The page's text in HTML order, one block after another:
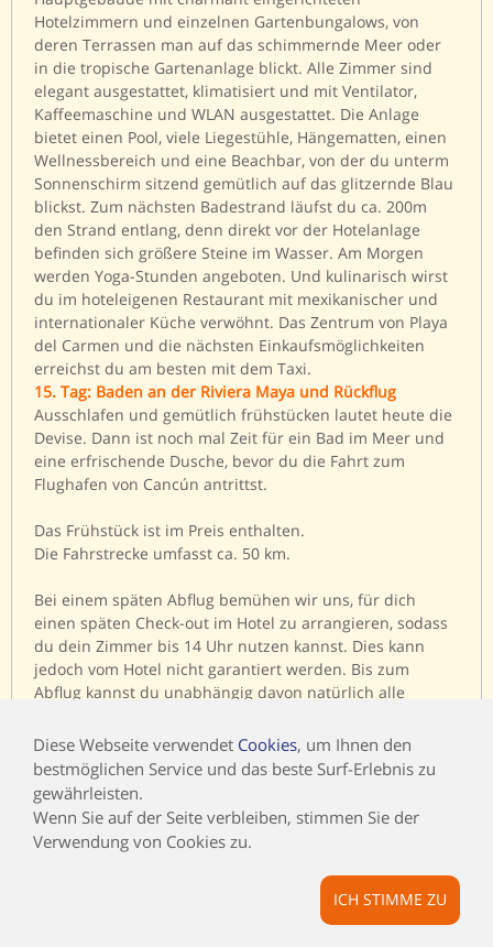
Diese Webseite verwendet Cookies, um Ihnen den
bestmöglichen Service und das beste Surf-Erlebnis zu
gewährleisten.
Wenn Sie auf der Seite verbleiben, stimmen Sie der
Verwendung von Cookies zu.
ICH STIMME ZU
Hotelzimmern und einzelnen Gartenbungalows, von
deren Terrassen man auf das schimmernde Meer oder
in die tropische Gartenanlage blickt. Alle Zimmer sind
elegant ausgestattet, klimatisiert und mit Ventilator,
Kaffeemaschine und WLAN ausgestattet. Die Anlage
bietet einen Pool, viele Liegestühle, Hängematten, einen
Wellnessbereich und eine Beachbar, von der du unterm
Sonnenschirm sitzend gemütlich auf das glitzernde Blau
blickst. Zum nächsten Badestrand läufst du ca. 200m
den Strand entlang, denn direkt vor der Hotelanlage
befinden sich größere Steine im Wasser. Am Morgen
werden Yoga-Stunden angeboten. Und kulinarisch wirst
du im hoteleigenen Restaurant mit mexikanischer und
internationaler Küche verwöhnt. Das Zentrum von Playa
del Carmen und die nächsten Einkaufsmöglichkeiten
erreichst du am besten mit dem Taxi.
15. Tag: Baden an der Riviera Maya und Rückflug
Ausschlafen und gemütlich frühstücken lautet heute die
Devise. Dann ist noch mal Zeit für ein Bad im Meer und
eine erfrischende Dusche, bevor du die Fahrt zum
Flughafen von Cancún antrittst.
Das Frühstück ist im Preis enthalten.
Die Fahrstrecke umfasst ca. 50 km.
Bei einem späten Abflug bemühen wir uns, für dich
einen späten Check-out im Hotel zu arrangieren, sodass
du dein Zimmer bis 14 Uhr nutzen kannst. Dies kann
jedoch vom Hotel nicht garantiert werden. Bis zum
Abflug kannst du unabhängig davon natürlich alle
in der Nähe des Restaurants nutzen. Dein Gepäck kannst
du bis zur Abholung an der Rezeption sicher
aufbewahren lassen.
16. Tag: Ankunft zu Hause
Nach der Landung reist du weiter in deinen Heimatort.